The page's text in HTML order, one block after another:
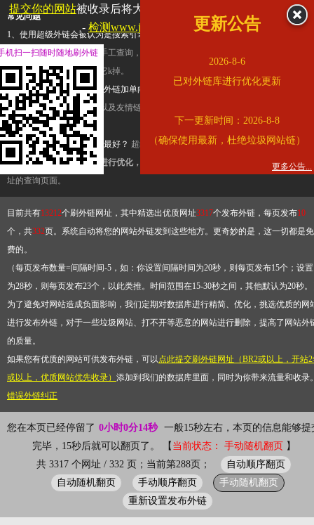
常见问题
1、使用超级外链会被认为是搜索引擎优化作弊吗？ 超级外链只是一个简便而集成
查询工具，模拟的是正常手工查询，不是作弊。如果是作弊，那您可以使用超级外
推广竞争对手的网址，让它k掉。
2、网站优化单纯依靠超级外链加单向链接可行吗？
链，需要结合普通的外链以及友情链接，您可以到站长论坛发布外链，到友情链接
台交换友情链接。
3、如何使用超级外链效果最好？ 超级外链不同于普通的外链，它是动态的链接，
有频繁使用超级外链工具进行优化，才能获得稳定的外链
，最终使搜索引擎收录带
址的查询页面。
目前共有13212个刷外链网址，其中精选出优质网址3317个发布外链，每页发布10
个，共332页。系统自动将您的网站外链发到这些地方。更奇妙的是，这一切都是免
费的。
（每页发布数量=间隔时间-5，如：你设置间隔时间为20秒，则每页发布15个；设置
为28秒，则每页发布23个，以此类推。时间范围在15-30秒之间，其他默认为20秒
为了避免对网站造成负面影响，我们定期对数据库进行精简、优化，挑选优质的网
进行发布外链，对于一些垃圾网站、打不开等恶意的网站进行删除，提高了网站外
的质量。
如果您有优质的网站可供发布外链，可以点此提交刷外链网址（BR2或以上，开站
或以上，优质网站优先收录） 添加到我们的数据库里面，同时为你带来流量和收录
错误外链纠正
您在本页已经停留了 0小时0分15秒 一般15秒左右，本页的信息能够提
完毕，15秒后就可以翻页了。 【 当前状态： 手动随机翻页 】
共 3317 个网址 / 332 页；当前第288页；
自动顺序翻页
自动随机翻页
手动顺序翻页
手动随机翻页
重新设置发布外链
提交你的网站被收录后将大幅提升流量和外链，
查看展示页面
- 检测www.jdfjx.com是否收录更新公告
2026-8-6
已对外链库进行优化更新
下一更新时间：2026-8-8
（确保使用最新，杜绝垃圾网站链）
更多公告...
机扫一扫随时随地刷外链